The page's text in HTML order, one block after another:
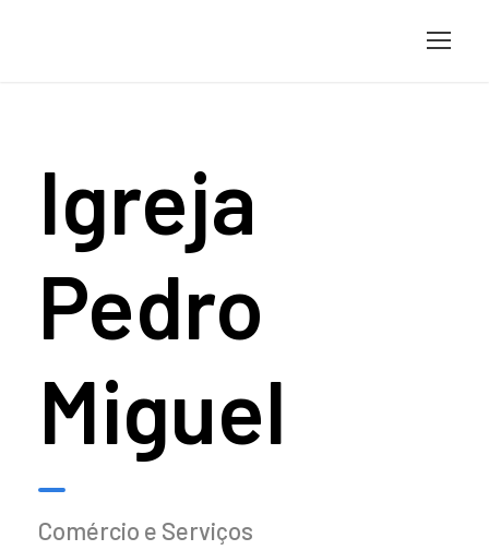
Igreja
Pedro
Miguel
Comércio e Serviços